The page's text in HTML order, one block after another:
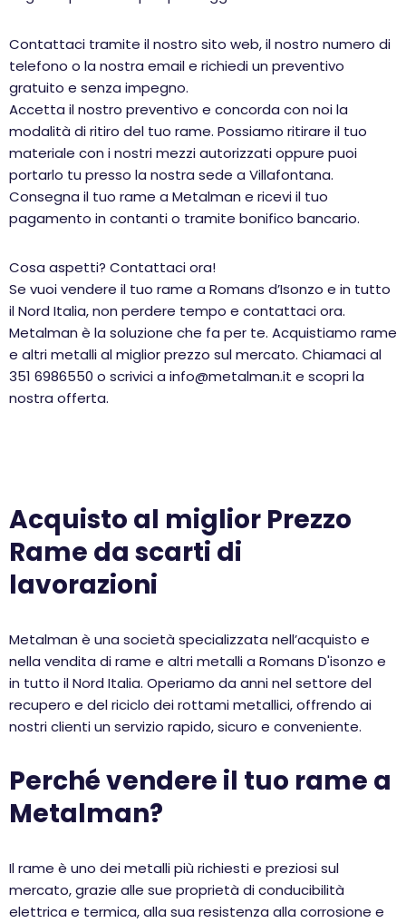
Contattaci tramite il nostro sito web, il nostro numero di
telefono o la nostra email e richiedi un preventivo
gratuito e senza impegno.
Accetta il nostro preventivo e concorda con noi la
modalità di ritiro del tuo rame. Possiamo ritirare il tuo
materiale con i nostri mezzi autorizzati oppure puoi
portarlo tu presso la nostra sede a Villafontana.
Consegna il tuo rame a Metalman e ricevi il tuo
pagamento in contanti o tramite bonifico bancario.
Cosa aspetti? Contattaci ora!
Se vuoi vendere il tuo rame a Romans d’Isonzo e in tutto
il Nord Italia, non perdere tempo e contattaci ora.
Metalman è la soluzione che fa per te. Acquistiamo rame
e altri metalli al miglior prezzo sul mercato. Chiamaci al
351 6986550 o scrivici a info@metalman.it e scopri la
nostra offerta.
Acquisto al miglior Prezzo
Rame da scarti di
lavorazioni
Metalman è una società specializzata nell’acquisto e
nella vendita di rame e altri metalli a Romans D'isonzo e
in tutto il Nord Italia. Operiamo da anni nel settore del
recupero e del riciclo dei rottami metallici, offrendo ai
nostri clienti un servizio rapido, sicuro e conveniente.
Perché vendere il tuo rame a
Metalman?
Il rame è uno dei metalli più richiesti e preziosi sul
mercato, grazie alle sue proprietà di conducibilità
elettrica e termica, alla sua resistenza alla corrosione e